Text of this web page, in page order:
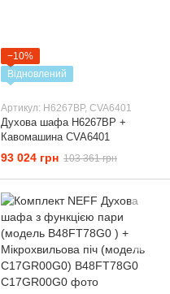
−10%
Відновлений
Артикул: H6267BP, CVA6401
Духова шафа H6267BP +
Кавомашина CVA6401
93 024 грн 103 361 грн